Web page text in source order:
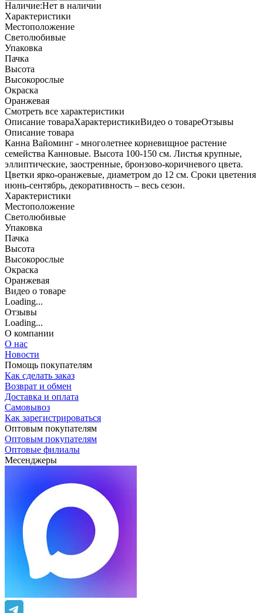
Наличие:Нет в наличии
Характеристики
Местоположение
Светолюбивые
Упаковка
Пачка
Высота
Высокорослые
Окраска
Оранжевая
Cмотреть все характеристики
Описание товараХарактеристикиВидео о товареОтзывы
Описание товара
Канна Вайоминг - многолетнее корневищное растение
семейства Канновые. Высота 100-150 см. Листья крупные,
эллиптические, заостренные, бронзово-коричневого цвета.
Цветки ярко-оранжевые, диаметром до 12 см. Сроки цветения
июнь-сентябрь, декоративность – весь сезон.
Характеристики
Местоположение
Светолюбивые
Упаковка
Пачка
Высота
Высокорослые
Окраска
Оранжевая
Видео о товаре
Loading...
Отзывы
Loading...
О компании
О нас
Новости
Помощь покупателям
Как сделать заказ
Возврат и обмен
Доставка и оплата
Самовывоз
Как зарегистрироваться
Оптовым покупателям
Оптовым покупателям
Оптовые филиалы
Месенджеры